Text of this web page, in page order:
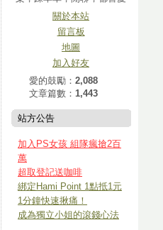
關於本站
留言板
地圖
加入好友
愛的鼓勵： 2,088
文章篇數： 1,443
站方公告
加入PS女孩 組隊瘋搶2百
萬
超取登記送咖啡
綁定Hami Point 1點抵1元
1分鐘快速揪痛！
成為獨立小姐的滾錢心法